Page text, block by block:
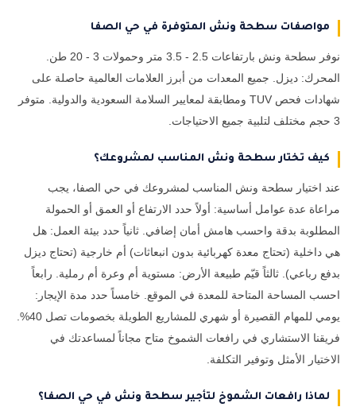
مواصفات سطحة ونش المتوفرة في حي الصفا
نوفر سطحة ونش بارتفاعات 2.5 - 3.5 متر وحمولات 3 - 20 طن.
المحرك: ديزل. جميع المعدات من أبرز العلامات العالمية حاصلة على
شهادات فحص TUV ومطابقة لمعايير السلامة السعودية والدولية. متوفر
3 حجم مختلف لتلبية جميع الاحتياجات.
كيف تختار سطحة ونش المناسب لمشروعك؟
عند اختيار سطحة ونش المناسب لمشروعك في حي الصفا، يجب
مراعاة عدة عوامل أساسية: أولاً حدد الارتفاع أو العمق أو الحمولة
المطلوبة بدقة واحسب هامش أمان إضافي. ثانياً حدد بيئة العمل: هل
هي داخلية (تحتاج معدة كهربائية بدون انبعاثات) أم خارجية (تحتاج ديزل
بدفع رباعي). ثالثاً قيّم طبيعة الأرض: مستوية أم وعرة أم رملية. رابعاً
احسب المساحة المتاحة للمعدة في الموقع. خامساً حدد مدة الإيجار:
يومي للمهام القصيرة أو شهري للمشاريع الطويلة بخصومات تصل 40%.
فريقنا الاستشاري في رافعات الشموخ متاح مجاناً لمساعدتك في
الاختيار الأمثل وتوفير التكلفة.
لماذا رافعات الشموخ لتأجير سطحة ونش في حي الصفا؟